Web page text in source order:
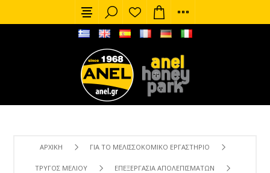
ΑΡΧΙΚΉ ΓΙΑ ΤΟ ΜΕΛΙΣΣΟΚΟΜΙΚΌ ΕΡΓΑΣΤΉΡΙΟ
ΤΡΎΓΟΣ ΜΕΛΙΟΎ ΕΠΕΞΕΡΓΑΣΊΑ ΑΠΟΛΕΠΙΣΜΆΤΩΝ